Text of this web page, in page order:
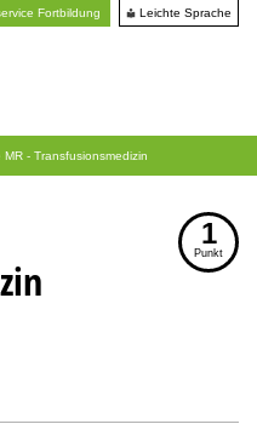
Fortbildung Leichte Sprache
MR - Transfusionsmedizin
1
Punkt